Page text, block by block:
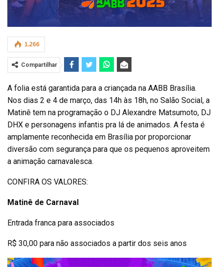
1.266
Compartilhar
A folia está garantida para a criançada na AABB Brasília.
Nos dias 2 e 4 de março, das 14h às 18h, no Salão Social, a
Matinê tem na programação o DJ Alexandre Matsumoto, DJ
DHX e personagens infantis pra lá de animados. A festa é
amplamente reconhecida em Brasília por proporcionar
diversão com segurança para que os pequenos aproveitem
a animação carnavalesca.
CONFIRA OS VALORES:
Matinê de Carnaval
Entrada franca para associados
R$ 30,00 para não associados a partir dos seis anos